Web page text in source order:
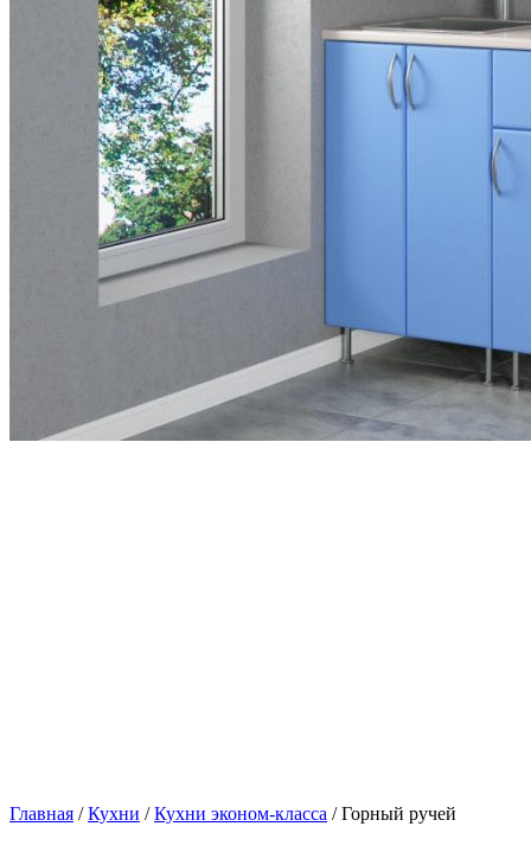
Главная /Кухни /Кухни эконом-класса / Горный ручей